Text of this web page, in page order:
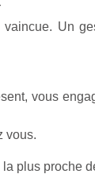
vaincue. Un
vous
vous.
plus proche